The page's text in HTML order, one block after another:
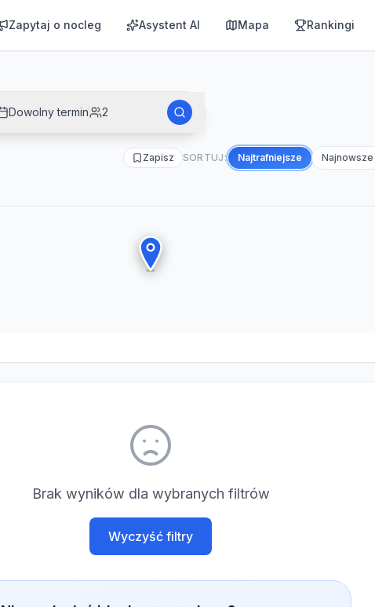
Zapytaj o nocleg Asystent AI Mapa Rankingi
Dowolny termin 2
Zapisz SORTUJ: Najtrafniejsze Najnowsze
Brak wyników dla wybranych filtrów
Wyczyść filtry